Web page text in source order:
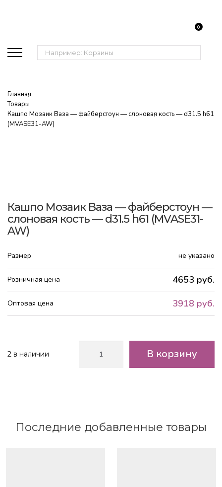
Поиск:
0
Главная
Товары
Кашпо Мозаик Ваза — файберстоун — слоновая кость — d31.5 h61
(MVASE31-AW)
Кашпо Мозаик Ваза — файберстоун —
слоновая кость — d31.5 h61 (MVASE31-
AW)
Размер не указано
Розничная цена 4653 руб.
Оптовая цена 3918 руб.
2 в наличии
товара
слоновая
В корзину
Последние добавленные товары